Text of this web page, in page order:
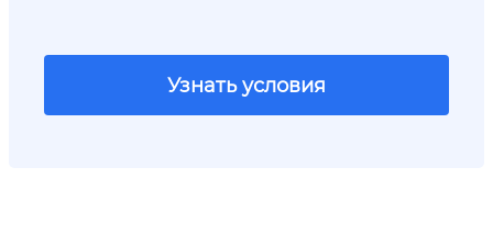
Узнать условия